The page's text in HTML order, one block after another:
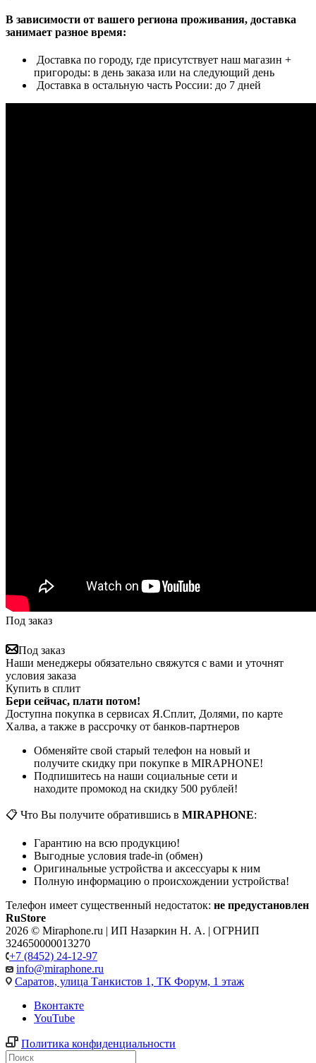
В зависимости от вашего региона проживания, доставка
занимает разное время:
Доставка по городу, где присутствует наш магазин +
пригороды: в день заказа или на следующий день
Доставка в остальную часть России: до 7 дней
Под заказ
Под заказ
Наши менеджеры обязательно свяжутся с вами и уточнят
условия заказа
Купить в сплит
Бери сейчас, плати потом!
Доступна покупка в сервисах Я.Сплит, Долями, по карте
Халва, а также в рассрочку от банков-партнеров
Обменяйте свой старый телефон на новый и
получите скидку при покупке в MIRAPHONE!
Подпишитесь на наши социальные сети и
находите промокод на скидку 500 рублей!
📋 Что Вы получите обратившись в MIRAPHONE:
Гарантию на всю продукцию!
Выгодные условия trade-in (обмен)
Оригинальные устройства и аксессуары к ним
Полную информацию о происхождении устройства!
Телефон имеет существенный недостаток: не предустановлен
RuStore
2026 © Miraphone.ru | ИП Назаркин Н. А. | ОГРНИП
324650000013270
+7 (8452) 24-12-97
info@miraphone.ru
Саратов, улица Танкистов 1, ТК Форум, 1 этаж
Вконтакте
YouTube
Политика конфиденциальности